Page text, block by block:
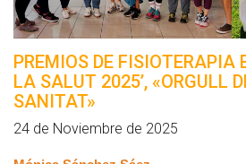
PREMIOS DE FISIOTERAPIA
LA SALUT 2025’, «ORGULL
SANITAT»
24 de Noviembre de 2025